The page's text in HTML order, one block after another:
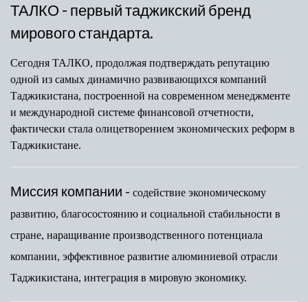
ТАЛКО - первый таджикский бренд
мирового стандарта.
Сегодня ТАЛКО, продолжая подтверждать репутацию
одной из самых динамично развивающихся компаний
Таджикистана, построенной на современном менеджменте
и международной системе финансовой отчетности,
фактически стала олицетворением экономических реформ в
Таджикистане.
Миссия компании - содействие экономическому
развитию, благосостоянию и социальной стабильности в
стране, наращивание производственного потенциала
компании, эффективное развитие алюминиевой отрасли
Таджикистана, интеграция в мировую экономику.